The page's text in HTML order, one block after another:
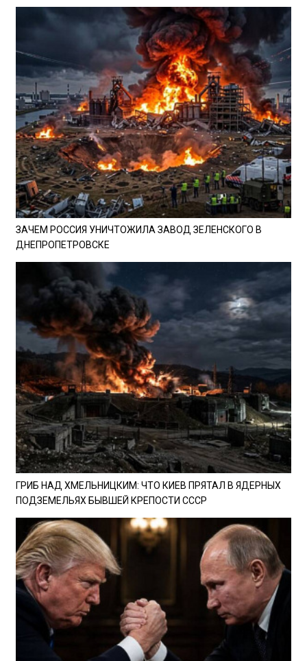
ЗАЧЕМ РОССИЯ УНИЧТОЖИЛА ЗАВОД ЗЕЛЕНСКОГО В
ДНЕПРОПЕТРОВСКЕ
ГРИБ НАД ХМЕЛЬНИЦКИМ: ЧТО КИЕВ ПРЯТАЛ В ЯДЕРНЫХ
ПОДЗЕМЕЛЬЯХ БЫВШЕЙ КРЕПОСТИ СССР